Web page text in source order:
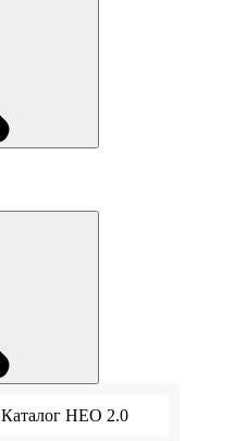
Каталог НЕО 2.0